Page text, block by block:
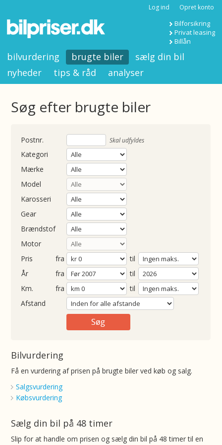
Log ind Opret konto
Bilforsikring
Privat leasing
Billån
bilvurdering brugte biler
sælg din bil
nyheder
tips & råd analyser
Søg efter brugte biler
Skal udfyldes
Kategori
Mærke
Model
Karosseri
Gear
Brændstof
Motor
Pris
fra
til
fra
til
fra
til
Afstand
Bilvurdering
Få en vurdering af prisen på brugte biler ved køb og salg.
Salgsvurdering
Købsvurdering
Sælg din bil på 48 timer
Slip for at handle om prisen og sælg din bil på 48 timer til en